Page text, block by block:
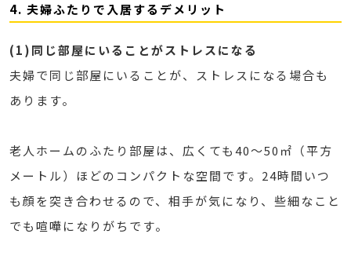
4. 夫婦ふたりで入居するデメリット
(1)同じ部屋にいることがストレスになる
夫婦で同じ部屋にいることが、ストレスになる場合も
あります。
老人ホームのふたり部屋は、広くても40〜50㎡（平方
メートル）ほどのコンパクトな空間です。24時間いつ
も顔を突き合わせるので、相手が気になり、些細なこと
でも喧嘩になりがちです。